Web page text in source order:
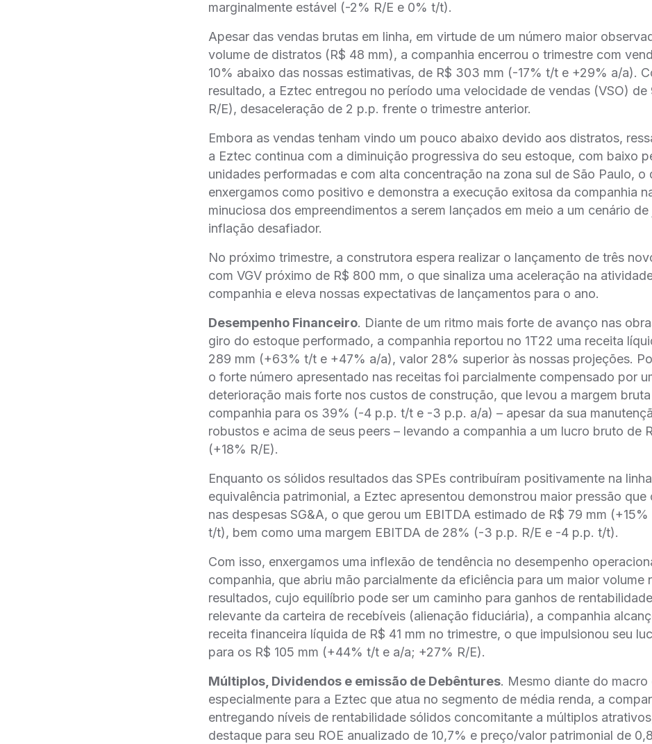
marginalmente estável (-2% R/E e 0% t/t).
Apesar das vendas brutas em linha, em virtude de um número maior
volume de distratos (R$ 48 mm), a companhia encerrou o trimestre com
10% abaixo das nossas estimativas, de R$ 303 mm (-17% t/t e +29% a/a).
resultado, a Eztec entregou no período uma velocidade de vendas (VSO) de
R/E), desaceleração de 2 p.p. frente o trimestre anterior.
Embora as vendas tenham vindo um pouco abaixo devido aos distratos,
a Eztec continua com a diminuição progressiva do seu estoque, com baixo
unidades performadas e com alta concentração na zona sul de São Paulo, o
enxergamos como positivo e demonstra a execução exitosa da companhia
minuciosa dos empreendimentos a serem lançados em meio a um cenário de
inflação desafiador.
No próximo trimestre, a construtora espera realizar o lançamento de três
com VGV próximo de R$ 800 mm, o que sinaliza uma aceleração na
companhia e eleva nossas expectativas de lançamentos para o ano.
Desempenho Financeiro. Diante de um ritmo mais forte de avanço nas
giro do estoque performado, a companhia reportou no 1T22 uma receita
289 mm (+63% t/t e +47% a/a), valor 28% superior às nossas projeções.
o forte número apresentado nas receitas foi parcialmente compensado por
deterioração mais forte nos custos de construção, que levou a margem
companhia para os 39% (-4 p.p. t/t e -3 p.p. a/a) – apesar da sua
robustos e acima de seus peers – levando a companhia a um lucro bruto de
(+18% R/E).
Enquanto os sólidos resultados das SPEs contribuíram positivamente na
equivalência patrimonial, a Eztec apresentou demonstrou maior pressão que
nas despesas SG&A, o que gerou um EBITDA estimado de R$ 79 mm
t/t), bem como uma margem EBITDA de 28% (-3 p.p. R/E e -4 p.p. t/t).
Com isso, enxergamos uma inflexão de tendência no desempenho
companhia, que abriu mão parcialmente da eficiência para um maior volume
resultados, cujo equilíbrio pode ser um caminho para ganhos de
relevante da carteira de recebíveis (alienação fiduciária), a companhia
receita financeira líquida de R$ 41 mm no trimestre, o que impulsionou seu
para os R$ 105 mm (+44% t/t e a/a; +27% R/E).
Múltiplos, Dividendos e emissão de Debêntures. Mesmo diante do macro
especialmente para a Eztec que atua no segmento de média renda, a
entregando níveis de rentabilidade sólidos concomitante a múltiplos
destaque para seu ROE anualizado de 10,7% e preço/valor patrimonial de